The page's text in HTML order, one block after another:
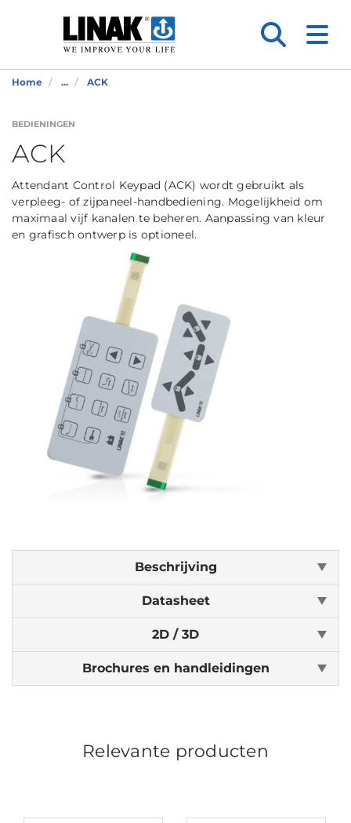
Home ... ACK
BEDIENINGEN
ACK
Attendant Control Keypad (ACK) wordt gebruikt als
verpleeg- of zijpaneel-handbediening. Mogelijkheid om
maximaal vijf kanalen te beheren. Aanpassing van kleur
en grafisch ontwerp is optioneel.
Beschrijving
Datasheet
2D / 3D
Brochures en handleidingen
Relevante producten